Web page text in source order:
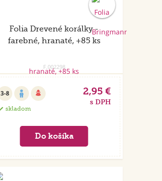
Folia Drevené korálky -
farebné, hranaté, +85 ks
F.002298
3-8
skladom
2,95 €
s DPH